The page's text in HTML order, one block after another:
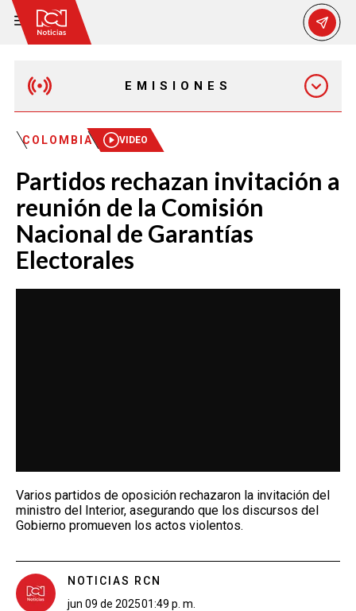
EMISIONES
EMISIÓN 12:30 PM
EMISIÓN 7:00 PM
COLOMBIA VIDEO
Partidos rechazan invitación a
reunión de la Comisión
Nacional de Garantías
Electorales
Varios partidos de oposición rechazaron la invitación del
ministro del Interior, asegurando que los discursos del
Gobierno promueven los actos violentos.
NOTICIAS RCN
jun 09 de 202501:49 p. m.